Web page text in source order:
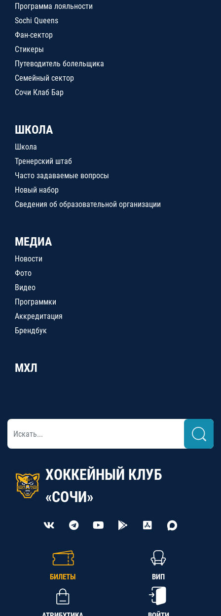
Программа лояльности
Sochi Queens
Фан-сектор
Стикеры
Путеводитель болельщика
Семейный сектор
Сочи Клаб Бар
ШКОЛА
Школа
Тренерский штаб
Часто задаваемые вопросы
Новый набор
Сведения об образовательной организации
МЕДИА
Новости
Фото
Видео
Программки
Аккредитация
Брендбук
МХЛ
ХОККЕЙНЫЙ КЛУБ
«СОЧИ»
БИЛЕТЫ ВИП